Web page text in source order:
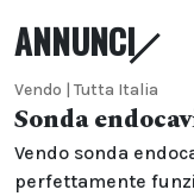
ANNUNCI
Vendo | Tutta Italia
Sonda
Vendo sonda
perfettamente